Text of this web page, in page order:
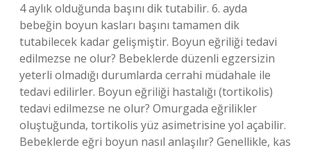
4 aylık olduğunda başını dik tutabilir. 6. ayda
bebeğin boyun kasları başını tamamen dik
tutabilecek kadar gelişmiştir. Boyun eğriliği tedavi
edilmezse ne olur? Bebeklerde düzenli egzersizin
yeterli olmadığı durumlarda cerrahi müdahale ile
tedavi edilirler. Boyun eğriliği hastalığı (tortikolis)
tedavi edilmezse ne olur? Omurgada eğrilikler
oluştuğunda, tortikolis yüz asimetrisine yol açabilir.
Bebeklerde eğri boyun nasıl anlaşılır? Genellikle, kas